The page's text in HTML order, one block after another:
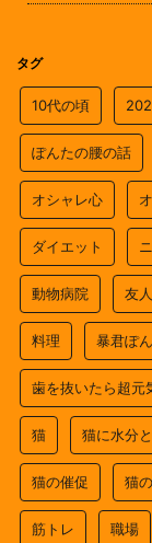
タグ
10代の頃
ぽんたの腰の話
オシャレ心
ダイエット
動物病院 友人
料理 暴君ぽ
歯を抜いたら超元
猫 猫に水分
猫の催促 猫
筋トレ 職場